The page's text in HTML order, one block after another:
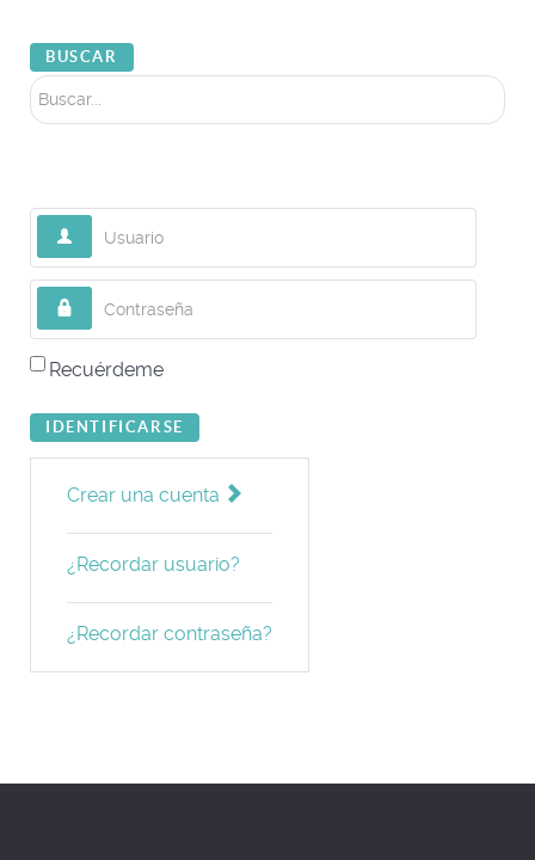
BUSCAR
Contraseña
Recuérdeme
IDENTIFICARSE
Crear una cuenta
¿Recordar usuario?
¿Recordar contraseña?